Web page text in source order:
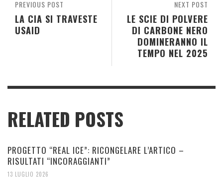
NEXT POST
LE SCIE DI POLVERE
DI CARBONE NERO
DOMINERANNO IL
TEMPO NEL 2025
PREVIOUS POST
LA CIA SI TRAVESTE
USAID
RELATED POSTS
PROGETTO “REAL ICE”: RICONGELARE L’ARTICO –
RISULTATI “INCORAGGIANTI”
13 LUGLIO 2026